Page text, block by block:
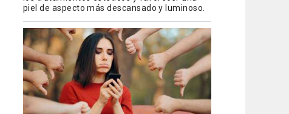
piel de aspecto más descansado y luminoso.